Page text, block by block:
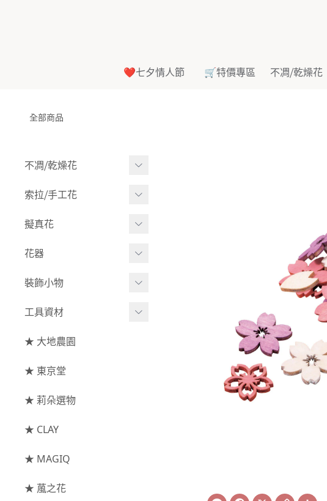
❤️七夕情人節 🛒特價專區 不凋⧸乾燥花
全部商品
不凋⧸乾燥花
多色組合
- 其他
玫瑰
大玫瑰
- 迷你玫瑰
- 庭園玫瑰
- 其他玫瑰
主花
索拉⧸手工花
索拉花(有花莖)
- 莉朵獨家水染
- 大地農園
索拉花(僅花頭)
原色
擬真花
盆栽⧸成品
綜合花束
葉材⧸藤蔓
枝條
果實
花器
小型花器
中大型花器
捧花架⧸吊架
藤圈⧸注連繩
提籃
裝飾小物
裝飾⧸擺飾
花插
工具資材
工具⧸型錄
資材
★ 大地農園
★ 東京堂
★ 莉朵選物
★ CLAY
★ MAGIQ
★ 葻之花